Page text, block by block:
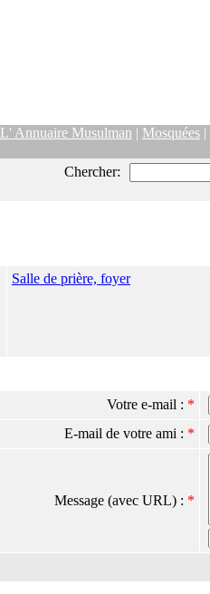
L' Annuaire Musulman | Mosquées |
Chercher:
Salle de prière, foyer
Votre e-mail : *
E-mail de votre ami : *
Message (avec URL) : *